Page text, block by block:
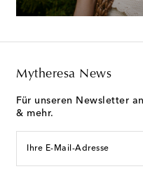
Mytheresa News
Für unseren Newsletter
& mehr.
Ihre E-Mail-Adresse